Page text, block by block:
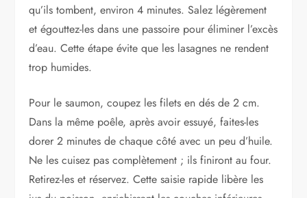
qu’ils tombent, environ 4 minutes. Salez légèrement
et égouttez-les dans une passoire pour éliminer l’excès
d’eau. Cette étape évite que les lasagnes ne rendent
trop humides.
Pour le saumon, coupez les filets en dés de 2 cm.
Dans la même poêle, après avoir essuyé, faites-les
dorer 2 minutes de chaque côté avec un peu d’huile.
Ne les cuisez pas complètement ; ils finiront au four.
Retirez-les et réservez. Cette saisie rapide libère les